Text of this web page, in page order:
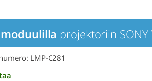
projektoriin SONY
LMP-C281